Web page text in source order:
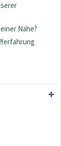
Nähe?